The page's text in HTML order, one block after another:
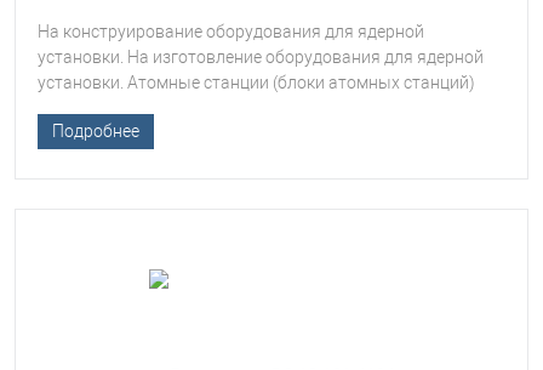
На конструирование оборудования для ядерной
установки. На изготовление оборудования для ядерной
установки. Атомные станции (блоки атомных станций)
Подробнее